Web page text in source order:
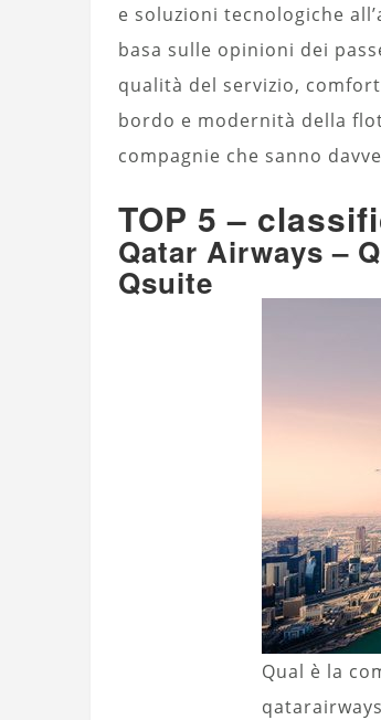
e soluzioni tecnologiche
basa sulle opinioni dei
qualità del servizio,
bordo e modernità della
compagnie che sanno
TOP 5 –
Qatar Airways –
Qsuite
Qual è la